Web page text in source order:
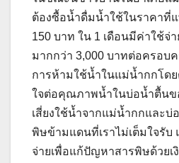
ต้องซื้อน้ำดื่มน้ำใช้ในราคาที่
150 บาท ใน 1 เดือนมีค่าใช้จ่
มากกว่า 3,000 บาทต่อครอบ
การห้ามใช้น้ำในแม่น้ำกกโด
ใจต่อคุณภาพน้ำในบ่อน้ำตื้นข
เสี่ยงใช้น้ำจากแม่น้ำกกและบ่
พิษข้ามแดนที่เราไม่เต็มใจรับ
จ่ายเพื่อแก้ปัญหาสารพิษด้วยเ